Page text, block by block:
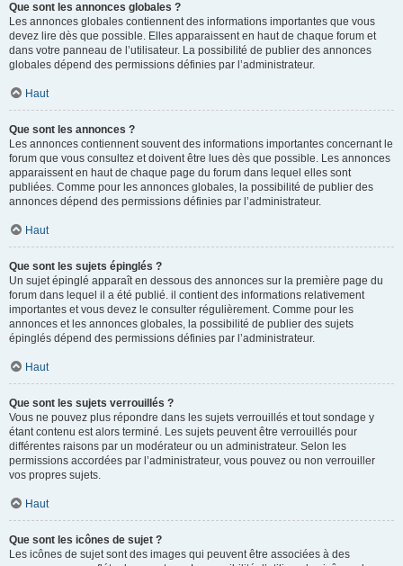
Que sont les annonces globales ?
Les annonces globales contiennent des informations importantes que vous
devez lire dès que possible. Elles apparaissent en haut de chaque forum et
dans votre panneau de l’utilisateur. La possibilité de publier des annonces
globales dépend des permissions définies par l’administrateur.
Haut
Que sont les annonces ?
Les annonces contiennent souvent des informations importantes concernant le
forum que vous consultez et doivent être lues dès que possible. Les annonces
apparaissent en haut de chaque page du forum dans lequel elles sont
publiées. Comme pour les annonces globales, la possibilité de publier des
annonces dépend des permissions définies par l’administrateur.
Haut
Que sont les sujets épinglés ?
Un sujet épinglé apparaît en dessous des annonces sur la première page du
forum dans lequel il a été publié. il contient des informations relativement
importantes et vous devez le consulter régulièrement. Comme pour les
annonces et les annonces globales, la possibilité de publier des sujets
épinglés dépend des permissions définies par l’administrateur.
Haut
Que sont les sujets verrouillés ?
Vous ne pouvez plus répondre dans les sujets verrouillés et tout sondage y
étant contenu est alors terminé. Les sujets peuvent être verrouillés pour
différentes raisons par un modérateur ou un administrateur. Selon les
permissions accordées par l’administrateur, vous pouvez ou non verrouiller
vos propres sujets.
Haut
Que sont les icônes de sujet ?
Les icônes de sujet sont des images qui peuvent être associées à des